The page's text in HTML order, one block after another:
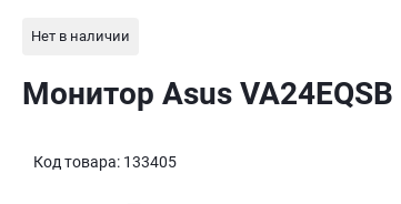
Нет в наличии
Монитор Asus
Код товара: 133405